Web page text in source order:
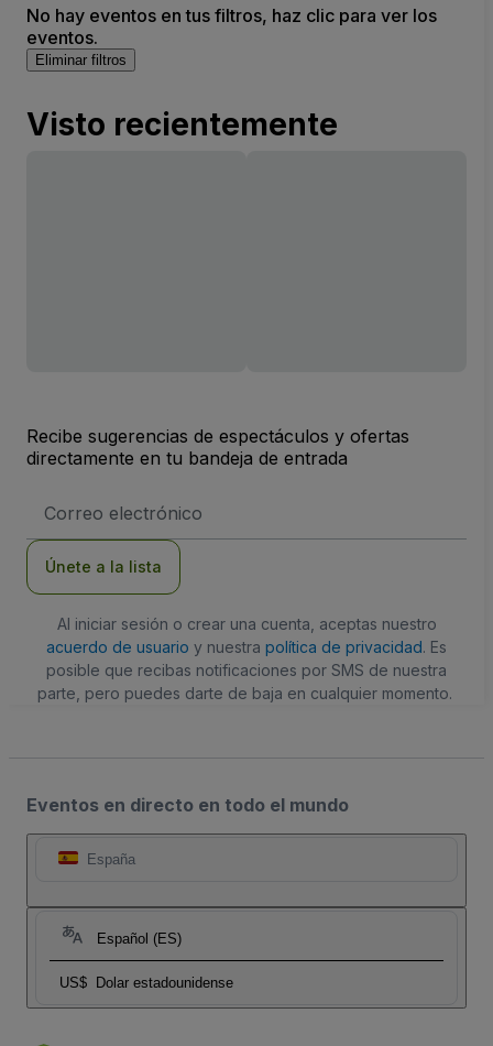
No hay eventos en tus filtros, haz clic para ver los
eventos.
Eliminar filtros
Visto recientemente
Recibe sugerencias de espectáculos y ofertas
directamente en tu bandeja de entrada
de
Únete a la lista
Al iniciar sesión o crear una cuenta, aceptas nuestro
acuerdo de usuario y nuestra política de privacidad. Es
posible que recibas notificaciones por SMS de nuestra
parte, pero puedes darte de baja en cualquier momento.
Eventos en directo en todo el mundo
España
Español (ES)
US$ Dolar estadounidense